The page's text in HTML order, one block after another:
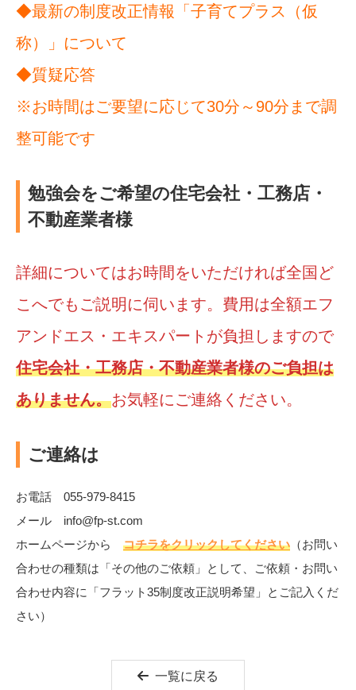
◆最新の制度改正情報「子育てプラス（仮
称）」について
◆質疑応答
※お時間はご要望に応じて30分～90分まで調
整可能です
勉強会をご希望の住宅会社・工務店・
不動産業者様
詳細についてはお時間をいただければ全国ど
こへでもご説明に伺います。費用は全額エフ
アンドエス・エキスパートが負担しますので
住宅会社・工務店・不動産業者様のご負担は
ありません。お気軽にご連絡ください。
ご連絡は
お電話 055-979-8415
メール info@fp-st.com
ホームページから コチラをクリックしてください （お問い
合わせの種類は「その他のご依頼」として、ご依頼・お問い
合わせ内容に「フラット35制度改正説明希望」とご記入くだ
さい）
一覧に戻る